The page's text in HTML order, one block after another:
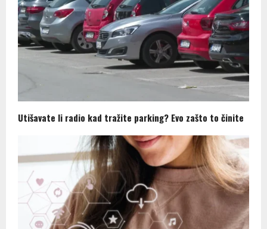
Utišavate li radio kad tražite parking? Evo zašto to činite